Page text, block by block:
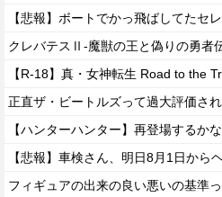
【悲報】ボートでかっ飛ばしてたセ
正直ザ・ビートルズって過大評価さ
【ハンターハンター】再登場するかな
フィギュアの出来の良い悪いの基準